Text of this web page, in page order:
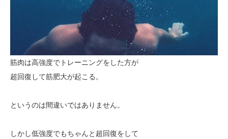
筋肉は高強度でトレーニングをした方が
超回復して筋肥大が起こる。
というのは間違いではありません。
しかし低強度でもちゃんと超回復をして